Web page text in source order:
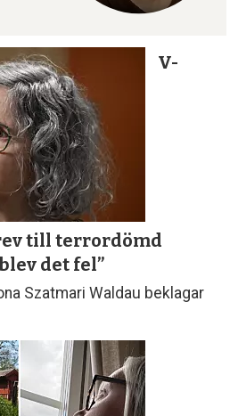
V-
till terror­dömd
det fel”
Szatmari Waldau beklagar